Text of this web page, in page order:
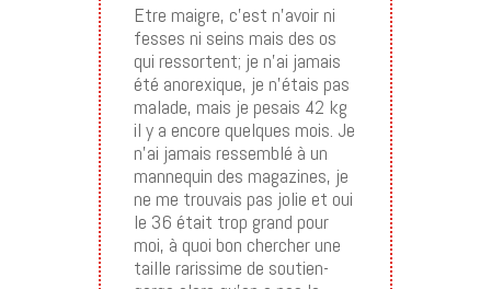
Etre maigre, c’est n’avoir ni
fesses ni seins mais des os
qui ressortent; je n’ai jamais
été anorexique, je n’étais pas
malade, mais je pesais 42 kg
il y a encore quelques mois. Je
n’ai jamais ressemblé à un
mannequin des magazines, je
ne me trouvais pas jolie et oui
le 36 était trop grand pour
moi, à quoi bon chercher une
taille rarissime de soutien-